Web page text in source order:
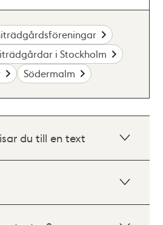
i Stockholm
Södermalm
du till en text